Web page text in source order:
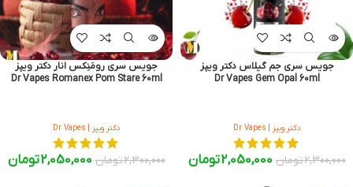
جویس سری جم گیلاس دکتر ویپز
Dr Vapes Gem Opal 60ml
دکتر ویپز | Dr Vapes
2,300,000تومان 2,050,000تومان
جویس سری رومَنِکس انار دکتر ویپز
Dr Vapes Romanex Pom Stare 60ml
دکتر ویپز | Dr Vapes
2,300,000تومان 2,050,000تومان